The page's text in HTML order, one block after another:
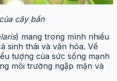
cây bần
) mang trong mình nhiều
sinh thái và văn hóa. Về
tượng của sức sống mạnh
môi trường ngập mặn và